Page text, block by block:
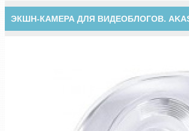
ЭКШН-КАМЕРА ДЛЯ ВИДЕОБЛОГОВ.